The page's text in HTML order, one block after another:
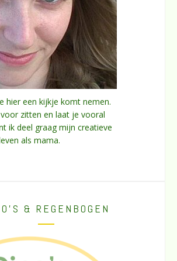
hier een kijkje komt nemen.
zitten en laat je vooral
ik deel graag mijn creatieve
als mama.
& REGENBOGEN